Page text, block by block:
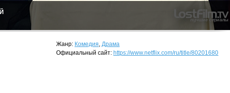
Жанр: Комедия, Драма
Официальный сайт: https://www.netflix.com/ru/title/80201680